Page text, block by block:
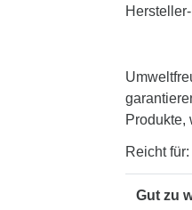
Produkte,
Reicht
Gut zu